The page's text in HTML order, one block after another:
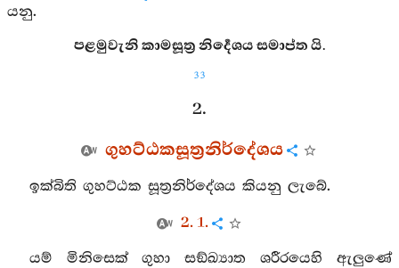
යනු.
පළමුවැනි කාමසූත්‍ර නිර්‍දෙශය සමාප්ත යි.
33
2.
ගුහට්‌ඨකසූත්‍රනිර්දේශය
ඉක්බිති ගුහට්ඨක සූත්‍රනිර්දේශය කියනු ලැබේ.
2. 1.
යම් මිනිසෙක් ගුහා සඞ්ඛ්‍යාත ශරීරයෙහි ඇලුණේ